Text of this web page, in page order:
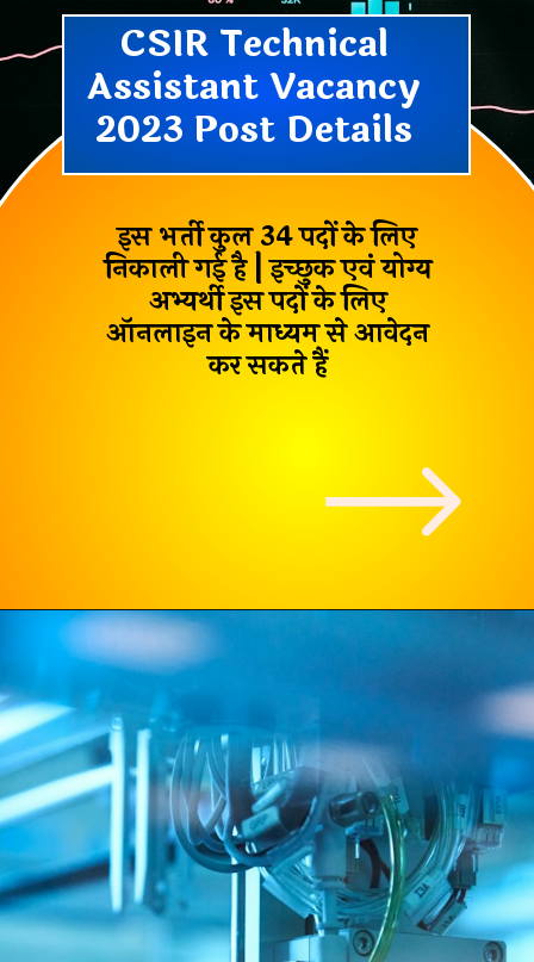
CSIR Technical
Assistant Vacancy
2023 Post Details
इस भर्ती कुल34 पदोंके लिए
निकाली गई है | इच्छुक एवं योग्य
अभ्यर्थी इस पदों के लिए
ऑनलाइन के माध्यम से आवेदन
कर सकते हैं